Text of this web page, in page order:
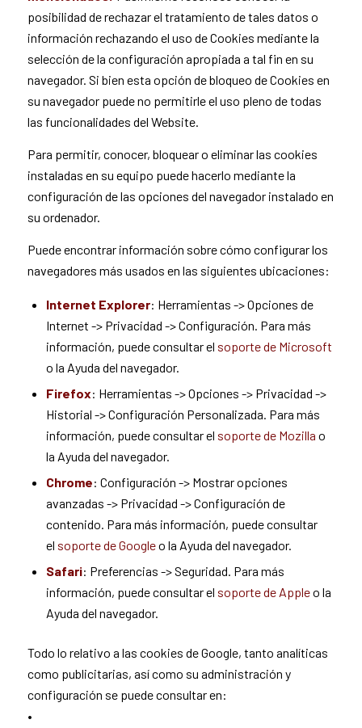
posibilidad de rechazar el tratamiento de tales datos o
información rechazando el uso de Cookies mediante la
selección de la configuración apropiada a tal fin en su
navegador. Si bien esta opción de bloqueo de Cookies en
su navegador puede no permitirle el uso pleno de todas
las funcionalidades del Website.
Para permitir, conocer, bloquear o eliminar las cookies
instaladas en su equipo puede hacerlo mediante la
configuración de las opciones del navegador instalado en
su ordenador.
Puede encontrar información sobre cómo configurar los
navegadores más usados en las siguientes ubicaciones:
Internet Explorer: Herramientas -> Opciones de
Internet -> Privacidad -> Configuración. Para más
información, puede consultar el soporte de Microsoft
o la Ayuda del navegador.
Firefox: Herramientas -> Opciones -> Privacidad ->
Historial -> Configuración Personalizada. Para más
información, puede consultar el soporte de Mozilla o
la Ayuda del navegador.
Chrome: Configuración -> Mostrar opciones
avanzadas -> Privacidad -> Configuración de
contenido. Para más información, puede consultar
el soporte de Googleo la Ayuda del navegador.
Safari: Preferencias -> Seguridad. Para más
información, puede consultar el soporte de Appleo la
Ayuda del navegador.
Todo lo relativo a las cookies de Google, tanto analíticas
como publicitarias, así como su administración y
configuración se puede consultar en:
•